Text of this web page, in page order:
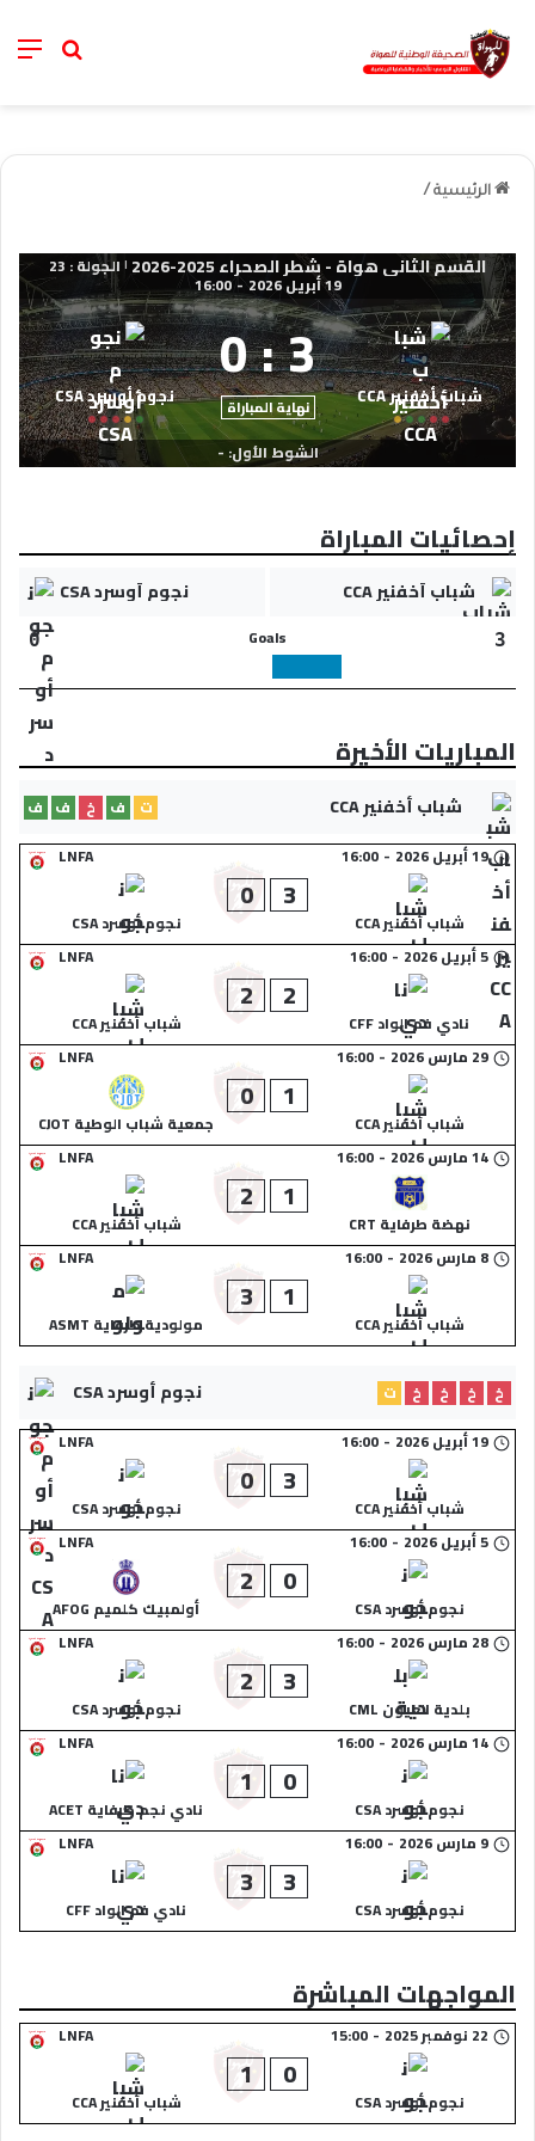
خانة
الرئيسية /
القسم الثاني هواة - شطر الصحراء 2025-2026 | الجولة : 23
19 أبريل 2026 -
16:00
شباب أخفنير CCA 3
:
0
نهاية المباراة نجوم أوسرد CSA
الشوط الأول: -
إحصائيات المباراة
شباب أخفنير CCA نجوم أوسرد CSA
3
Goals
0
المباريات الأخيرة
شباب أخفنير CCA ت ف خ ف ف
LNFA
19 أبريل 2026 -
16:00
شباب أخفنير CCA
3
0
نجوم أوسرد CSA
LNFA
5 أبريل 2026 -
16:00
نادي فم الواد CFF
2
2
شباب أخفنير CCA
LNFA
29 مارس 2026 -
16:00
شباب أخفنير CCA
1
0
جمعية شباب الوطية CJOT
LNFA
14 مارس 2026 -
16:00
نهضة طرفاية CRT
1
2
شباب أخفنير CCA
LNFA
8 مارس 2026 -
16:00
شباب أخفنير CCA
1
3
مولودية طرفاية ASMT
نجوم أوسرد CSA خ خ خ خ
ت
LNFA
19 أبريل 2026 -
16:00
شباب أخفنير CCA
3
0
نجوم أوسرد CSA
LNFA
5 أبريل 2026 -
16:00
نجوم أوسرد CSA
0
2
أولمبيك كلميم AFOG
LNFA
28 مارس 2026 -
16:00
بلدية العيون CML
3
2
نجوم أوسرد CSA
LNFA
14 مارس 2026 -
16:00
نجوم أوسرد CSA
0
1
نادي نجم طرفاية ACET
LNFA
9 مارس 2026 -
16:00
نجوم أوسرد CSA
3
3
نادي فم الواد CFF
المواجهات المباشرة
LNFA 22 نوفمبر 2025 -
15:00
نجوم أوسرد CSA
0
1
شباب أخفنير CCA